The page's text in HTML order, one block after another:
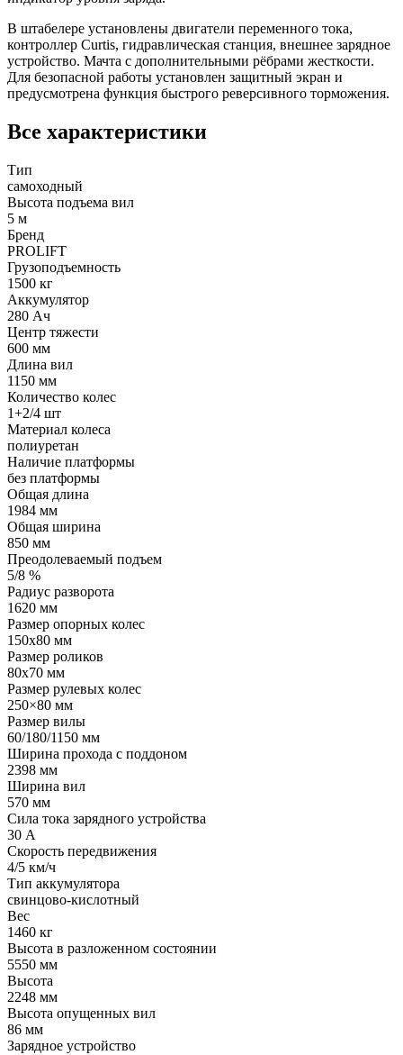
В штабелере установлены двигатели переменного тока,
контроллер Curtis, гидравлическая станция, внешнее зарядное
устройство. Мачта с дополнительными рёбрами жесткости.
Для безопасной работы установлен защитный экран и
предусмотрена функция быстрого реверсивного торможения.
Все характеристики
Тип
самоходный
Высота подъема вил
5 м
Бренд
PROLIFT
Грузоподъемность
1500 кг
Аккумулятор
280 Ач
Центр тяжести
600 мм
Длина вил
1150 мм
Количество колес
1+2/4 шт
Материал колеса
полиуретан
Наличие платформы
без платформы
Общая длина
1984 мм
Общая ширина
850 мм
Преодолеваемый подъем
5/8 %
Радиус разворота
1620 мм
Размер опорных колес
150х80 мм
Размер роликов
80х70 мм
Размер рулевых колес
250×80 мм
Размер вилы
60/180/1150 мм
Ширина прохода с поддоном
2398 мм
Ширина вил
570 мм
Сила тока зарядного устройства
30 А
Скорость передвижения
4/5 км/ч
Тип аккумулятора
свинцово-кислотный
Вес
1460 кг
Высота в разложенном состоянии
5550 мм
Высота
2248 мм
Высота опущенных вил
86 мм
Зарядное устройство